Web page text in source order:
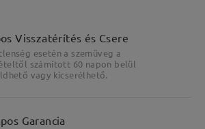
Visszatérítés és Csere
esetén a szemüveg a
számított 60 napon belül
vagy kicserélhető.
Garancia